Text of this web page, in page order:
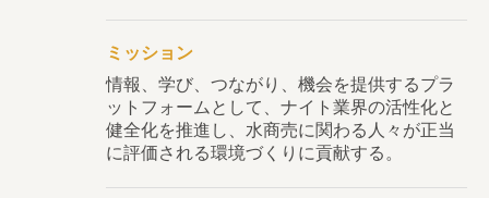
ミッション
情報、学び、つながり、機会を提供するプラ
ットフォームとして、ナイト業界の活性化と
健全化を推進し、水商売に関わる人々が正当
に評価される環境づくりに貢献する。